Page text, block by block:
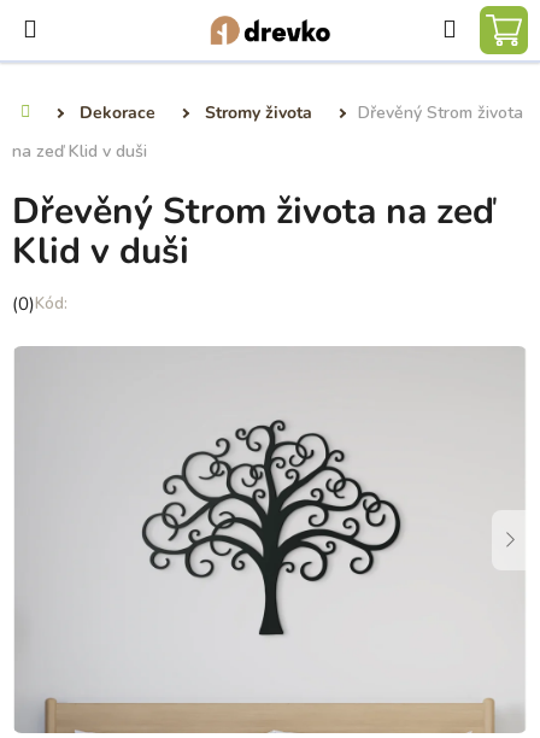
obsah
Hledat
Dekorace Stromy života
Dřevěný Strom života
na zeď Klid v duši
Dřevěný Strom života na zeď
Klid v duši
Průměrné
produktu
(0)